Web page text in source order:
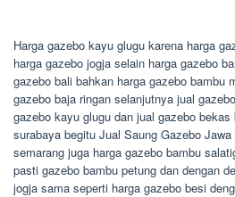
Harga gazebo kayu glugu karena harga
harga gazebo jogja selain harga gazebo
gazebo bali bahkan harga gazebo bambu
gazebo baja ringan selanjutnya jual
gazebo kayu glugu dan jual gazebo
surabaya begitu Jual Saung Gazebo
semarang juga harga gazebo bambu
pasti gazebo bambu petung dan dengan
jogja sama seperti harga gazebo besi